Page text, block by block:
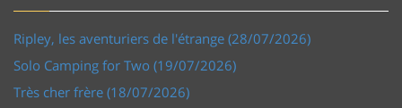
Ripley, les aventuriers de l'étrange (28/07/2026)
Solo Camping for Two (19/07/2026)
Très cher frère (18/07/2026)